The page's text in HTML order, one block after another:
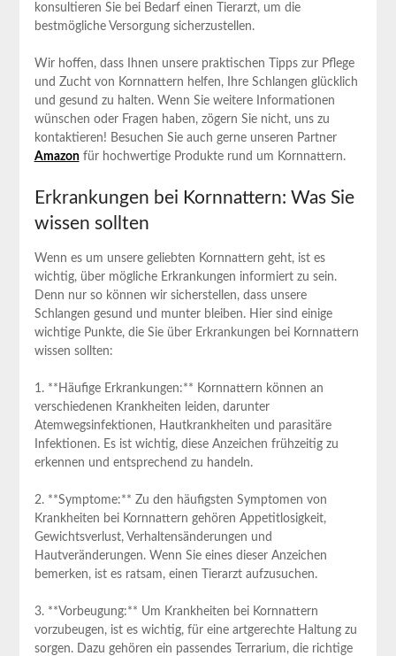
konsultieren Sie bei Bedarf einen Tierarzt, um die
bestmögliche Versorgung sicherzustellen.
Wir hoffen, dass Ihnen unsere praktischen Tipps zur Pflege
und Zucht von Kornnattern helfen, Ihre Schlangen glücklich
und gesund zu halten. Wenn Sie weitere Informationen
wünschen oder Fragen haben, zögern Sie nicht, uns zu
kontaktieren! Besuchen Sie auch gerne unseren Partner
Amazonfür hochwertige Produkte rund um Kornnattern.
Erkrankungen bei Kornnattern: Was Sie
wissen sollten
Wenn es um unsere geliebten Kornnattern geht, ist es
wichtig, über mögliche Erkrankungen informiert zu sein.
Denn nur so können wir sicherstellen, dass unsere
Schlangen gesund und munter bleiben. Hier sind einige
wichtige Punkte, die Sie über Erkrankungen bei Kornnattern
wissen sollten:
1. **Häufige Erkrankungen:** Kornnattern können an
verschiedenen Krankheiten leiden, darunter
Atemwegsinfektionen, Hautkrankheiten und parasitäre
Infektionen. Es ist wichtig, diese Anzeichen frühzeitig zu
erkennen und entsprechend zu handeln.
2. **Symptome:** Zu den häufigsten Symptomen von
Krankheiten bei Kornnattern gehören Appetitlosigkeit,
Gewichtsverlust, Verhaltensänderungen und
Hautveränderungen. Wenn Sie eines dieser Anzeichen
bemerken, ist es ratsam, einen Tierarzt aufzusuchen.
3. **Vorbeugung:** Um Krankheiten bei Kornnattern
vorzubeugen, ist es wichtig, für eine artgerechte Haltung zu
sorgen. Dazu gehören ein passendes Terrarium, die richtige